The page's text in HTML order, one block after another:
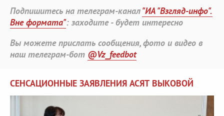
Подпишитесь на телеграм-канал"ИА "Взгляд-инфо".
Вне формата": заходите - будет интересно
Вы можете прислать сообщения, фото и видео в
наш телеграм-бот @Vz_feedbot
СЕНСАЦИОННЫЕ ЗАЯВЛЕНИЯ АСЯТ ВЫКОВОЙ